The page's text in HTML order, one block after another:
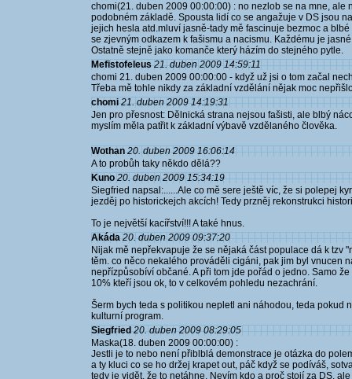
chomi(21. duben 2009 00:00:00) : no nezlob se na mne,
podobném základě. Spousta lidí co se angažuje v DS jsou
jejich hesla atd.mluví jasně-tady mě fascinuje bezmoc a
se zjevným odkazem k fašismu a nacismu. Každému je
Ostatně stejně jako komanče který házím do stejného pytle.
Mefistofeleus 21. duben 2009 14:59:11
chomi 21. duben 2009 00:00:00 - když už jsi o tom začal
Třeba mě tohle nikdy za základní vzdělání nějak moc
chomi 21. duben 2009 14:19:31
Jen pro přesnost: Dělnická strana nejsou fašisti, ale blbý
myslím měla patřit k základní výbavě vzdělaného člověka.
Wothan 20. duben 2009 16:06:14
A to probůh taky někdo dělá??
Kuno 20. duben 2009 15:34:19
Siegfried napsal:......Ale co mě sere ještě víc, že si polepej
jezděj po historickejch akcích! Tedy przněj rekonstrukci
To je největší kacířství!!! A také hnus.
Akáda 20. duben 2009 09:37:20
Nijak mě nepřekvapuje že se nějaká část populace dá k tzv
těm. co něco nekalého prováděli cigáni, pak jim byl vnucen
nepřízpůsobíví občané. A při tom jde pořád o jedno. Samo
10% kteří jsou ok, to v celkovém pohledu nezachrání.
Šerm bych teda s politikou nepletl ani náhodou, teda pokud
kulturní program.
Siegfried 20. duben 2009 08:29:05
Maska(18. duben 2009 00:00:00) :
Jestli je to nebo není přiblblá demonstrace je otázka do
a ty kluci co se ho držej krapet out, páč když se podíváš,
tedy je vidět, že to netáhne. Nevím kdo a proč stojí za DS,